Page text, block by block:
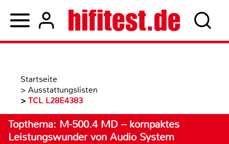
Startseite
> Ausstattungslisten
> TCL L28E4383
Topthema: M-500.4 MD – kompaktes
Leistungswunder von Audio System